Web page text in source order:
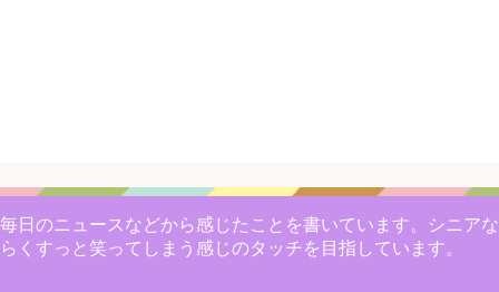
毎日のニュースなどから感じたことを書いています。シニアな
らくすっと笑ってしまう感じのタッチを目指しています。